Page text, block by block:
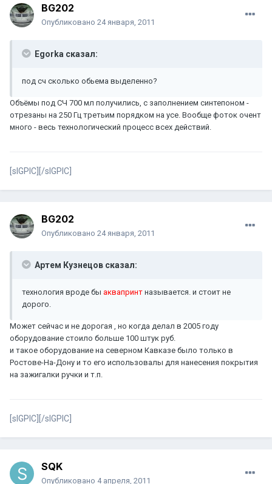
BG202
Опубликовано 24 января, 2011
Egorka сказал:
под сч сколько обьема выделенно?
Объёмы под СЧ 700 мл получились, с заполнением синтепоном -
отрезаны на 250 Гц третьим порядком на усе. Вообще фоток очент
много - весь технологический процесс всех действий.
[sIGPIC][/sIGPIC]
BG202
Опубликовано 24 января, 2011
Артем Кузнецов сказал:
технология вроде бы аквапринт называется. и стоит не
дорого.
Может сейчас и не дорогая , но когда делал в 2005 году
оборудование стоило больше 100 штук руб.
и такое оборудование на северном Кавказе было только в
Ростове-На-Дону и то его использовалы для нанесения покрытия
на зажигалки ручки и т.п.
[sIGPIC][/sIGPIC]
SQK
Опубликовано 4 апреля, 2011